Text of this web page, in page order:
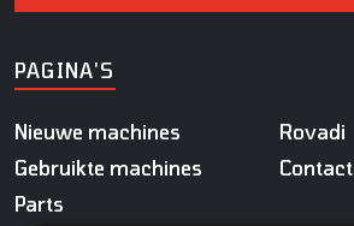
PAGINA'S
Nieuwe machines
Gebruikte machines
Parts
Rovadi
Contact